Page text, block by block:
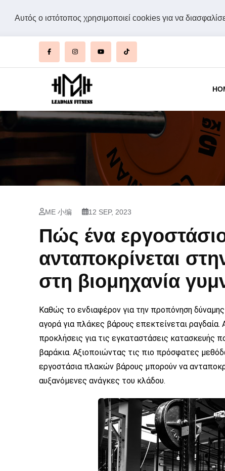
Αυτός ο ιστότοπος χρησιμοποιεί cookies για να
ΜΕ 小编 12 SEP, 2023
Πώς ένα
ανταποκρίνεται
στη βιομηχανία
Καθώς το ενδιαφέρον για την προπόνηση δύναμης
αγορά για πλάκες βάρους επεκτείνεται ραγδαία.
προκλήσεις για τις εγκαταστάσεις κατασκευής
βαράκια. Αξιοποιώντας τις πιο πρόσφατες
εργοστάσια πλακών βάρους μπορούν να
αυξανόμενες ανάγκες του κλάδου.